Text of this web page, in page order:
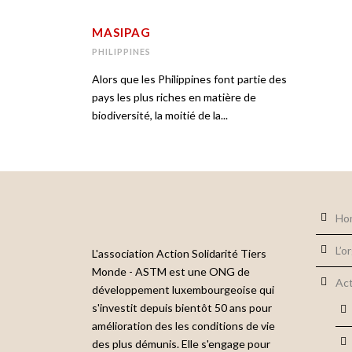
MASIPAG
PHILIPPINES
Alors que les Philippines font partie des
pays les plus riches en matière de
biodiversité, la moitié de la...
L'association Action Solidarité Tiers
Monde - ASTM est une ONG de
développement luxembourgeoise qui
s'investit depuis bientôt 50 ans pour
amélioration des les conditions de vie
des plus démunis. Elle s'engage pour